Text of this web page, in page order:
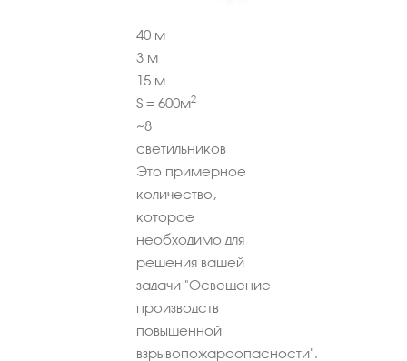
40 м
3 м
15 м
S = 600м2
~8
светильников
Это примерное
количество,
которое
необходимо для
решения вашей
задачи "Освещение
производств
повышенной
взрывопожароопасности".